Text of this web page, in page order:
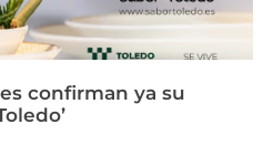
confirman ya su